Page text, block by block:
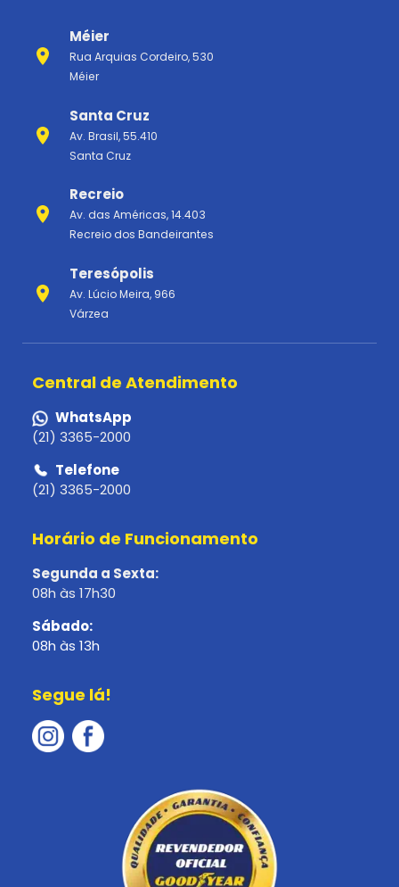
Méier
Rua Arquias Cordeiro, 530
Méier
Santa Cruz
Av. Brasil, 55.410
Santa Cruz
Recreio
Av. das Américas, 14.403
Recreio dos Bandeirantes
Teresópolis
Av. Lúcio Meira, 966
Várzea
Central de Atendimento
WhatsApp
(21) 3365-2000
Telefone
(21) 3365-2000
Horário de Funcionamento
Segunda a Sexta:
08h às 17h30
Sábado:
08h às 13h
Segue lá!